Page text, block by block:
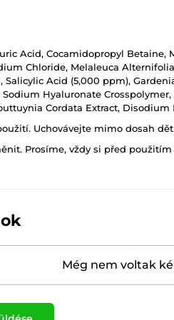
Acid, Cocamidopropyl
Chloride, Melaleuca
Salicylic Acid (5,000 ppm),
Hyaluronate
Cordata Extract,
Uchovávejte mimo dosah
Prosíme, vždy si před
Még nem voltak